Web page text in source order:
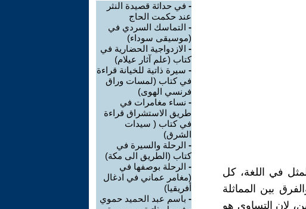
في اللغة، كل
بين المماثلة
لان التساوي هو
- في حداثة قصيدة النثر
عند حكمت الحاج
- التماسك السردي في
(موسيقى سوداء)
- الازدواجية الحضارية في
كتاب (علم آثار عيلام)
- سيرة ذاتية للخيانة قراءة
في كتاب (لمسات وراق
فرنسي الهوى)
- نساء مغامرات في
طريق الاستشراق قراءة
في كتاب ( سيدات
الشرق)
- الرحلة والسيرة في
كتاب (الطريق الى مكة)
- الرحلة بوصفها في
(مغامر عماني في ادغال
أفريقيا)
- باسم عبد الحميد حموي